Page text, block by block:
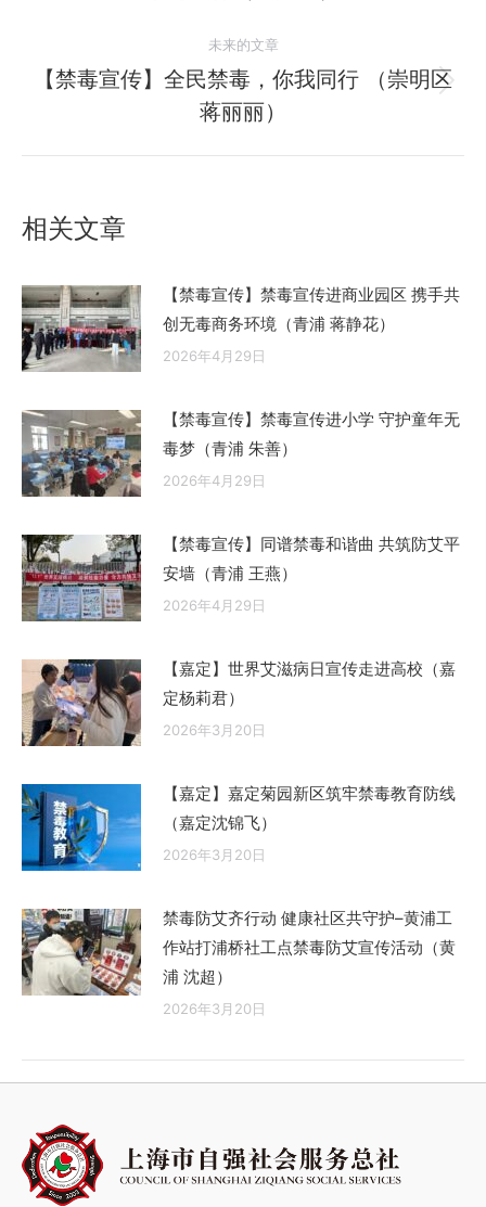
章：
未来的文章
未
来
的
【禁毒宣传】全民禁毒，你我同行 （崇明区
蒋丽丽）
相关文章
【禁毒宣传】禁毒宣传进商业园区 携手共
创无毒商务环境（青浦 蒋静花）
2026年4月29日
【禁毒宣传】禁毒宣传进小学 守护童年无
毒梦（青浦 朱善）
2026年4月29日
【禁毒宣传】同谱禁毒和谐曲 共筑防艾平
安墙（青浦 王燕）
2026年4月29日
【嘉定】世界艾滋病日宣传走进高校（嘉
定杨莉君）
2026年3月20日
【嘉定】嘉定菊园新区筑牢禁毒教育防线
（嘉定沈锦飞）
2026年3月20日
禁毒防艾齐行动 健康社区共守护–黄浦工
作站打浦桥社工点禁毒防艾宣传活动（黄
浦 沈超）
2026年3月20日